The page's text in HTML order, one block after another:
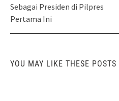
Sebagai Presiden di Pilpres
Pertama Ini
YOU MAY LIKE THESE POSTS